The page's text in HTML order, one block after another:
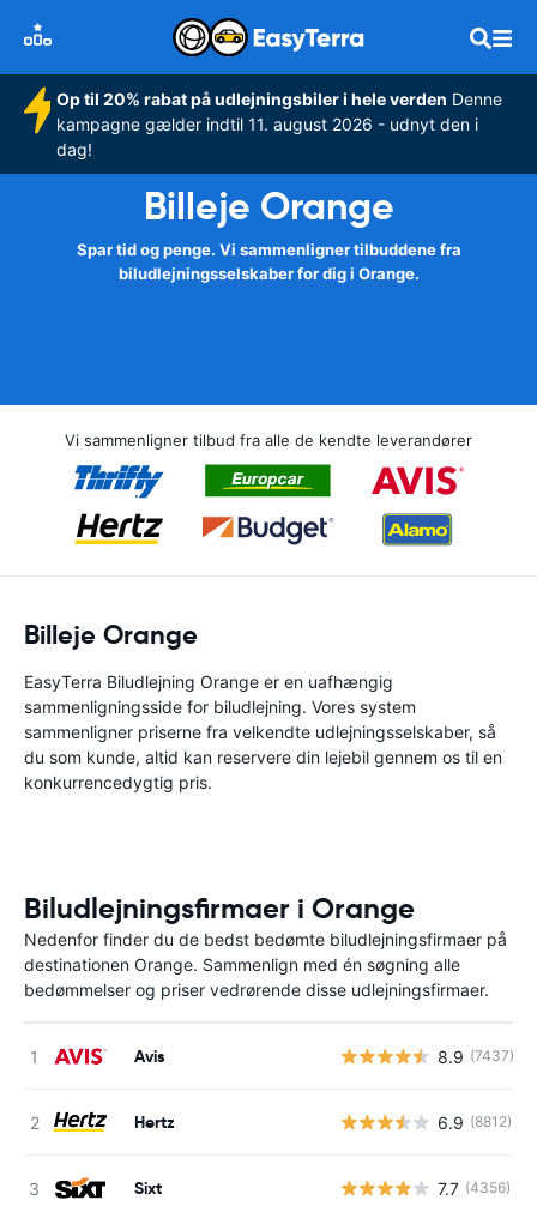
Op til 20% rabat på udlejningsbiler i hele verden Denne
kampagne gælder indtil 11. august 2026 - udnyt den i
dag!
Billeje Orange
Spar tid og penge. Vi sammenligner tilbuddene fra
biludlejningsselskaber for dig i Orange.
Vi sammenligner tilbud fra alle de kendte leverandører
Billeje Orange
EasyTerra Biludlejning Orange er en uafhængig
sammenligningsside for biludlejning. Vores system
sammenligner priserne fra velkendte udlejningsselskaber, så
du som kunde, altid kan reservere din lejebil gennem os til en
konkurrencedygtig pris.
Biludlejningsfirmaer i Orange
Nedenfor finder du de bedst bedømte biludlejningsfirmaer på
destinationen Orange. Sammenlign med én søgning alle
bedømmelser og priser vedrørende disse udlejningsfirmaer.
Avis 8.9 (7437)
Hertz 6.9 (8812)
Sixt 7.7 (4356)